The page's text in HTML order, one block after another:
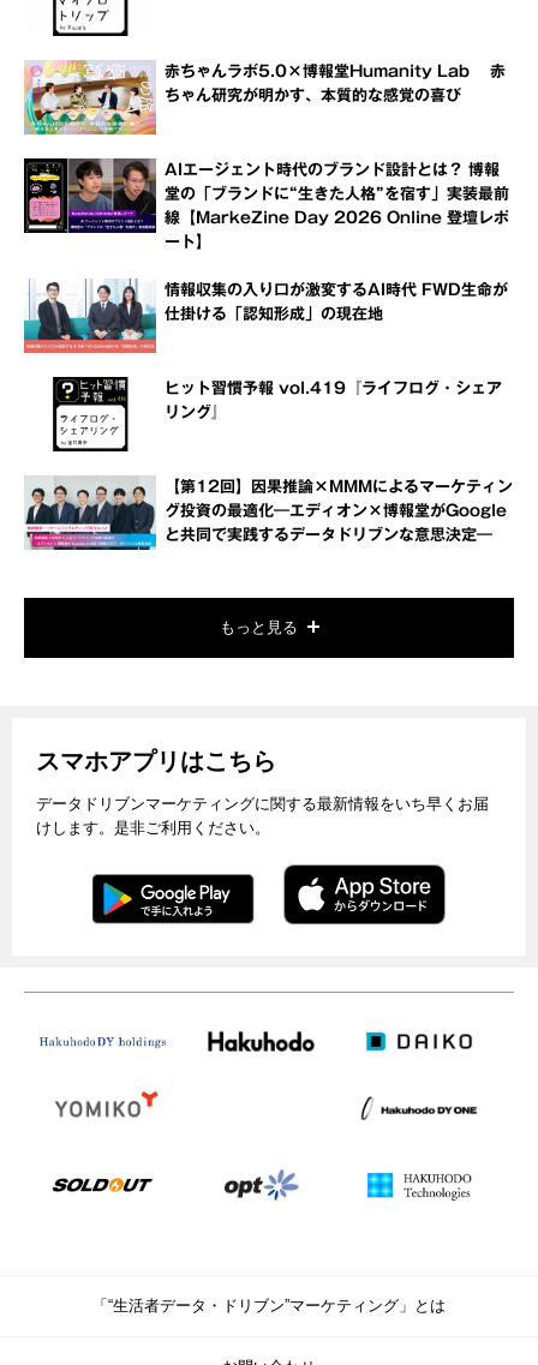
赤ちゃんラボ5.0×博報堂Humanity Lab 赤
ちゃん研究が明かす、本質的な感覚の喜び
AIエージェント時代のブランド設計とは？ 博報
堂の「ブランドに“生きた人格”を宿す」実装最前
線【MarkeZine Day 2026 Online 登壇レポ
ート】
情報収集の入り口が激変するAI時代 FWD生命が
仕掛ける「認知形成」の現在地
ヒット習慣予報 vol.419『ライフログ・シェア
リング』
【第12回】因果推論×MMMによるマーケティン
グ投資の最適化―エディオン×博報堂がGoogle
と共同で実践するデータドリブンな意思決定―
もっと見る
スマホアプリはこちら
データドリブンマーケティングに関する最新情報をいち早くお届
けします。是非ご利用ください。
「“生活者データ・ドリブン”マーケティング」とは